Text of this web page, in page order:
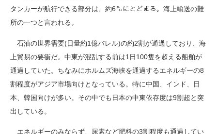
タンカーが航行できる部分は、約6㌔にとどまる。海上輸送の難
所の一つと言われる。
石油の世界需要(日量約1億バレル)の約2割が通過しており、海
上貿易の要衝だ。中東が混乱する前は1日100隻を超える船舶が
通過していた。ちなみにホルムズ海峡を通過するエネルギーの8
割程度がアジア市場向けとなっている。特に中国、インド、日
本、韓国向けが多い。その中でも日本の中東依存度は9割超と突
出している。
エネルギーのみならず、尿素など肥料の3割程度も通過してい